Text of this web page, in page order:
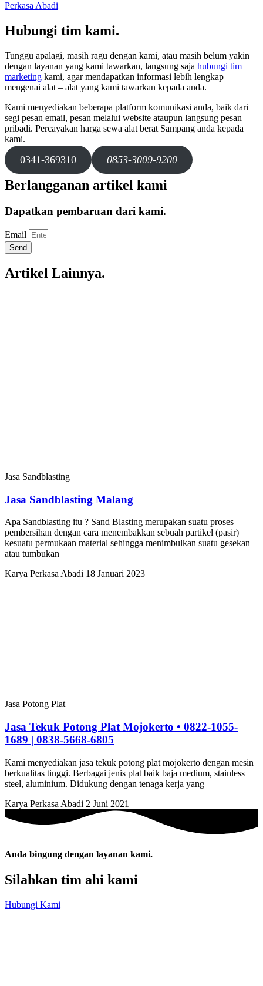
Perkasa Abadi
Hubungi tim kami.
Tunggu apalagi, masih ragu dengan kami, atau masih belum yakin
dengan layanan yang kami tawarkan, langsung saja hubungi tim
marketing kami, agar mendapatkan informasi lebih lengkap
mengenai alat – alat yang kami tawarkan kepada anda.
Kami menyediakan beberapa platform komunikasi anda, baik dari
segi pesan email, pesan melalui website ataupun langsung pesan
pribadi. Percayakan harga sewa alat berat Sampang anda kepada
kami.
0341-369310 0853-3009-9200
Berlangganan artikel kami
Dapatkan pembaruan dari kami.
Email
Send
Artikel Lainnya.
Jasa Sandblasting
Jasa Sandblasting Malang
Apa Sandblasting itu ? Sand Blasting merupakan suatu proses
pembersihan dengan cara menembakkan sebuah partikel (pasir)
kesuatu permukaan material sehingga menimbulkan suatu gesekan
atau tumbukan
Karya Perkasa Abadi 18 Januari 2023
Jasa Potong Plat
Jasa Tekuk Potong Plat Mojokerto • 0822-1055-
1689 | 0838-5668-6805
Kami menyediakan jasa tekuk potong plat mojokerto dengan mesin
berkualitas tinggi. Berbagai jenis plat baik baja medium, stainless
steel, aluminium. Didukung dengan tenaga kerja yang
Karya Perkasa Abadi 2 Juni 2021
Anda bingung dengan layanan kami.
Silahkan tim ahi kami
Hubungi Kami